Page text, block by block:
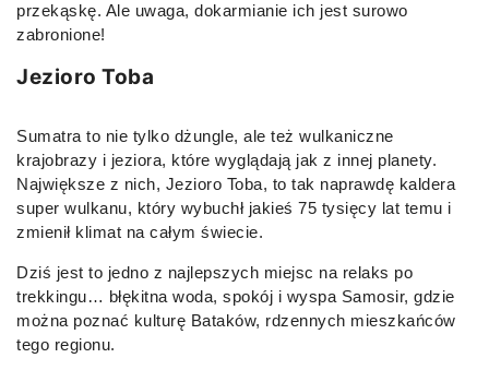
przekąskę. Ale uwaga, dokarmianie ich jest surowo
zabronione!
Jezioro Toba
Sumatra to nie tylko dżungle, ale też wulkaniczne
krajobrazy i jeziora, które wyglądają jak z innej planety.
Największe z nich, Jezioro Toba, to tak naprawdę kaldera
super wulkanu, który wybuchł jakieś 75 tysięcy lat temu i
zmienił klimat na całym świecie.
Dziś jest to jedno z najlepszych miejsc na relaks po
trekkingu… błękitna woda, spokój i wyspa Samosir, gdzie
można poznać kulturę Bataków, rdzennych mieszkańców
tego regionu.